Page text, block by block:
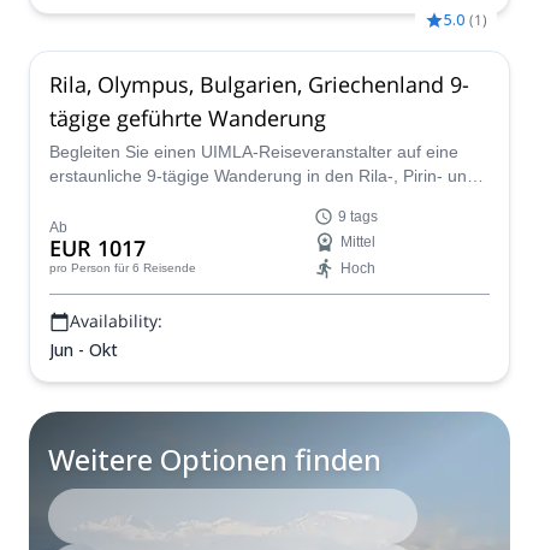
5.0 (1)
Rila, Olympus, Bulgarien, Griechenland 9-
tägige geführte Wanderung
Begleiten Sie einen UIMLA-Reiseveranstalter auf eine
erstaunliche 9-tägige Wanderung in den Rila-, Pirin- und
Ab
EUR 1017
pro Person für 6 Reisende
9 tags
Mittel
Hoch
Availability:
Jun - Okt
Weitere Optionen finden